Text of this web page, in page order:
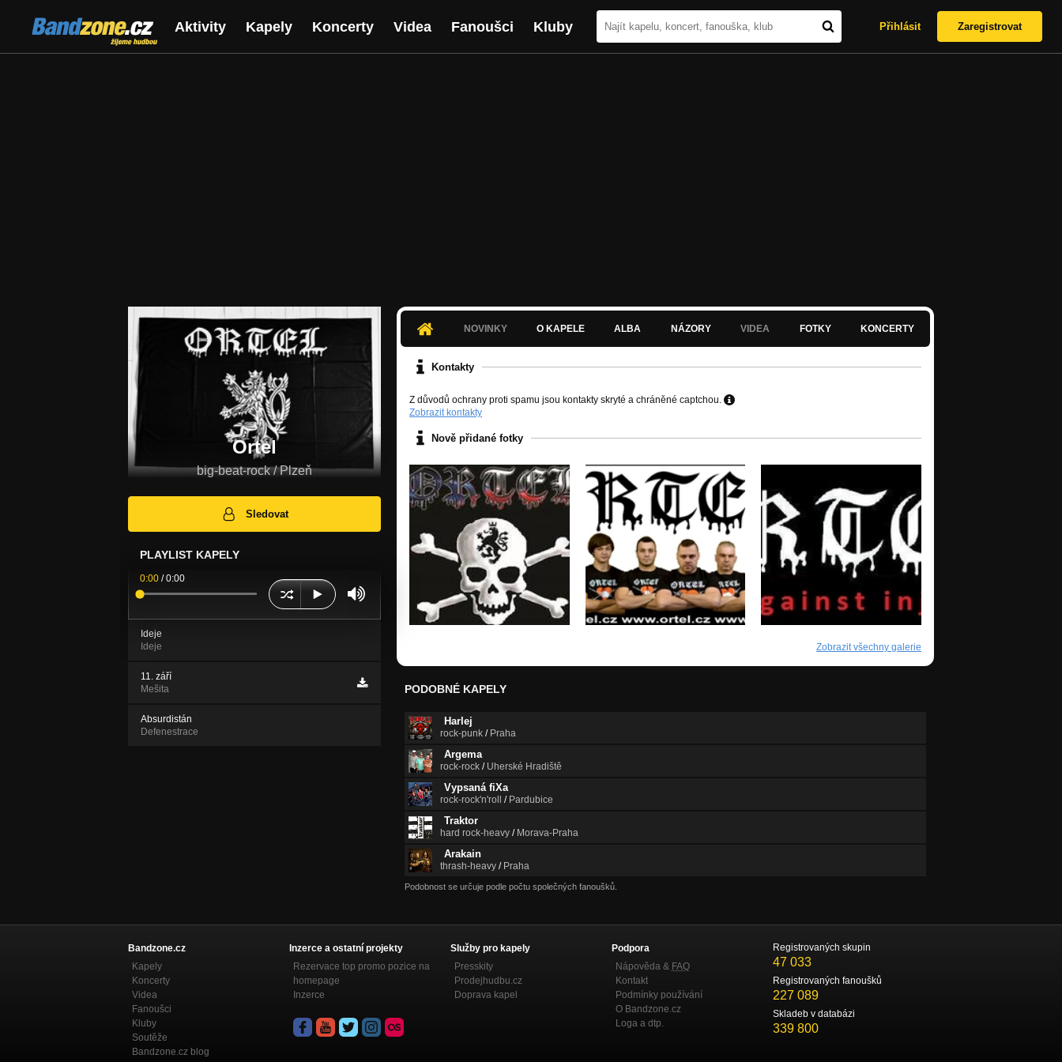
Bandzone.cz
žijeme hudbou
Aktivity Kapely Koncerty Videa Fanoušci Kluby Přihlásit Zaregistrovat
Ortel
big-beat-rock / Plzeň
Sledovat
PLAYLIST KAPELY
0:00 /0:00
Ideje
Ideje
11. září
Mešita
Absurdistán
Defenestrace
NOVINKY O KAPELE ALBA NÁZORY VIDEA FOTKY KONCERTY
Kontakty
Z důvodů ochrany proti spamu jsou kontakty skryté a chráněné captchou.
Zobrazit kontakty
Nově přidané fotky
Zobrazit všechny galerie
PODOBNÉ KAPELY
Harlej
rock-punk / Praha
Argema
rock-rock / Uherské Hradiště
Vypsaná fiXa
rock-rock'n'roll / Pardubice
Traktor
hard rock-heavy / Morava-Praha
Arakain
thrash-heavy / Praha
Podobnost se určuje podle počtu společných fanoušků.
Bandzone.cz
Kapely
Koncerty
Videa
Fanoušci
Kluby
Soutěže
Bandzone.cz blog
Inzerce a ostatní projekty
Rezervace top promo pozice na
homepage
Inzerce
Služby pro kapely
Presskity
Prodejhudbu.cz
Doprava kapel
Podpora
Nápověda & FAQ
Kontakt
Podmínky používání
O Bandzone.cz
Loga a dtp.
Registrovaných skupin
47 033
Registrovaných fanoušků
227 089
Skladeb v databázi
339 800